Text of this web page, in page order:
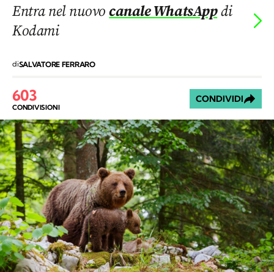
Entra nel nuovocanale WhatsAppdi
Kodami
diSALVATORE FERRARO
603
CONDIVISIONI
CONDIVIDI